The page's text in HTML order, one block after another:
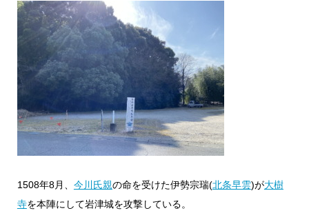
1508年8月、 今川氏親の命を受けた伊勢宗瑞(北条早雲)が大樹
寺を本陣にして岩津城を攻撃している。